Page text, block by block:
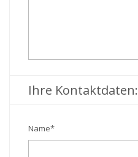
Ihre Kontaktdaten:
Name*